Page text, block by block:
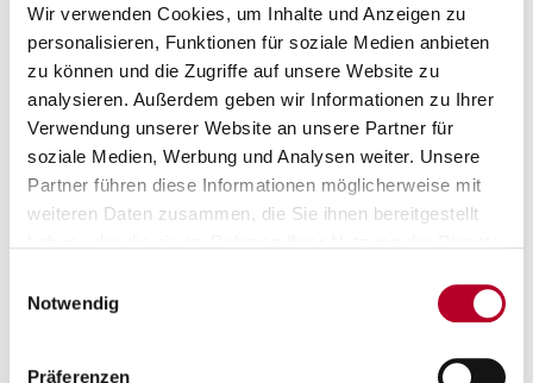
Wir verwenden Cookies, um Inhalte und Anzeigen zu
personalisieren, Funktionen für soziale Medien anbieten
zu können und die Zugriffe auf unsere Website zu
analysieren. Außerdem geben wir Informationen zu Ihrer
Verwendung unserer Website an unsere Partner für
soziale Medien, Werbung und Analysen weiter. Unsere
Partner führen diese Informationen möglicherweise mit
weiteren Daten zusammen, die Sie ihnen bereitgestellt
Notwendig
Präferenzen